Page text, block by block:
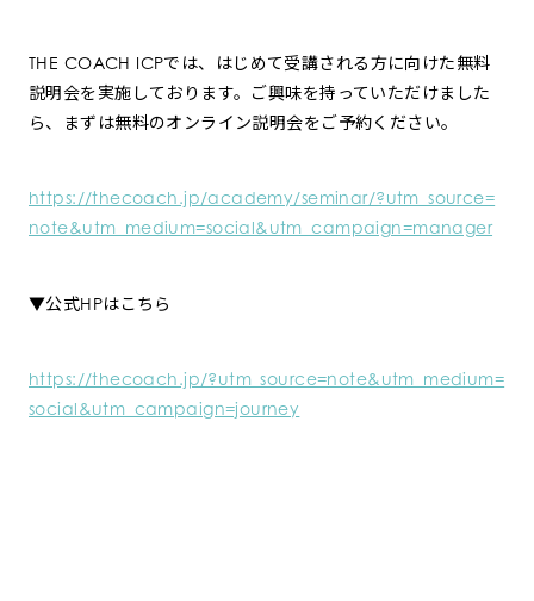
THE COACH ICPでは、はじめて受講される方に向けた無料
説明会を実施しております。ご興味を持っていただけました
ら、まずは無料のオンライン説明会をご予約ください。
https://thecoach.jp/academy/seminar/?utm_source=
note&utm_medium=social&utm_campaign=manager
▼公式HPはこちら
https://thecoach.jp/?utm_source=note&utm_medium=
social&utm_campaign=journey